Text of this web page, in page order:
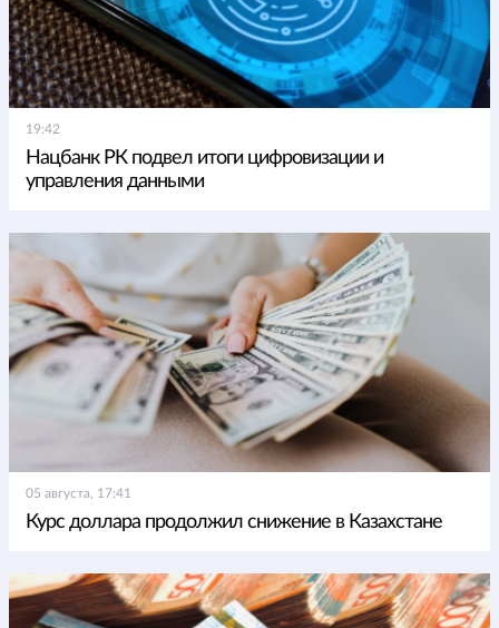
19:42
Нацбанк РК подвел итоги цифровизации и
управления данными
05 августа, 17:41
Курс доллара продолжил снижение в Казахстане